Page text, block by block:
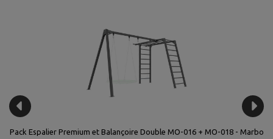
Pack Espalier Premium et Balançoire Double MO-016 + MO-018 - Marbo